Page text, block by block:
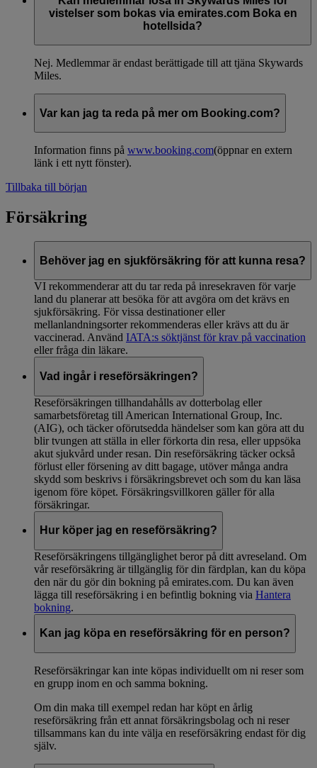
vistelser som bokas via emirates.com Boka en
hotellsida?
Nej. Medlemmar är endast berättigade till att tjäna Skywards
Miles.
Var kan jag ta reda på mer om Booking.com?
Information finns på www.booking.com(öppnar en extern
länk i ett nytt fönster).
Tillbaka till början
Försäkring
Behöver jag en sjukförsäkring för att kunna resa?
VI rekommenderar att du tar reda på inresekraven för varje
land du planerar att besöka för att avgöra om det krävs en
sjukförsäkring. För vissa destinationer eller
mellanlandningsorter rekommenderas eller krävs att du är
vaccinerad. Använd IATA:s söktjänst för krav på vaccination
eller fråga din läkare.
Vad ingår i reseförsäkringen?
Reseförsäkringen tillhandahålls av dotterbolag eller
samarbetsföretag till American International Group, Inc.
(AIG), och täcker oförutsedda händelser som kan göra att du
blir tvungen att ställa in eller förkorta din resa, eller uppsöka
akut sjukvård under resan. Din reseförsäkring täcker också
förlust eller försening av ditt bagage, utöver många andra
skydd som beskrivs i försäkringsbrevet och som du kan läsa
igenom före köpet. Försäkringsvillkoren gäller för alla
försäkringar.
Hur köper jag en reseförsäkring?
Reseförsäkringens tillgänglighet beror på ditt avreseland. Om
vår reseförsäkring är tillgänglig för din färdplan, kan du köpa
den när du gör din bokning på emirates.com. Du kan även
lägga till reseförsäkring i en befintlig bokning via Hantera
bokning.
Kan jag köpa en reseförsäkring för en person?
Reseförsäkringar kan inte köpas individuellt om ni reser som
en grupp inom en och samma bokning.
Om din maka till exempel redan har köpt en årlig
reseförsäkring från ett annat försäkringsbolag och ni reser
tillsammans kan du inte välja en reseförsäkring endast för dig
själv.